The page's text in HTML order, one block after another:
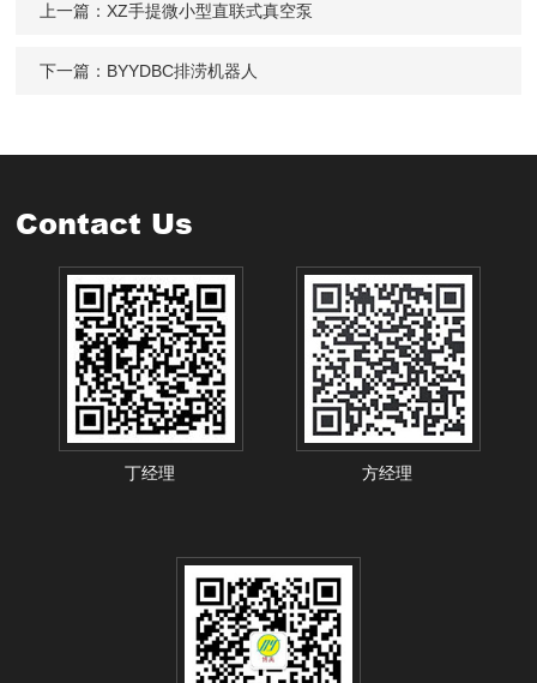
上一篇： XZ手提微小型直联式真空泵
下一篇： BYYDBC排涝机器人
Contact Us
丁经理 方经理